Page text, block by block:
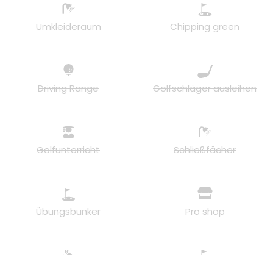
Umkleideraum Chipping green
Driving Range Golfschläger ausleihen
Golfunterricht Schließfächer
Übungsbunker Pro shop